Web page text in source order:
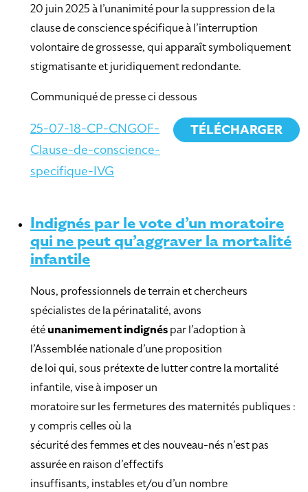
20 juin 2025 à l’unanimité pour la suppression de la
clause de conscience spécifique à l’interruption
volontaire de grossesse, qui apparaît symboliquement
stigmatisante et juridiquement redondante.
Communiqué de presse ci dessous
25-07-18-CP-CNGOF-
Clause-de-conscience-
specifique-IVG
TÉLÉCHARGER
Indignés par le vote d’un moratoire
qui ne peut qu’aggraver la mortalité
infantile
Nous, professionnels de terrain et chercheurs
spécialistes de la périnatalité, avons
étéunanimement indignéspar l’adoption à
l’Assemblée nationale d’une proposition
de loi qui, sous prétexte de lutter contre la mortalité
infantile, vise à imposer un
moratoire sur les fermetures des maternités publiques :
y compris celles où la
sécurité des femmes et des nouveau-nés n’est pas
assurée en raison d’effectifs
insuffisants, instables et/ou d’un nombre